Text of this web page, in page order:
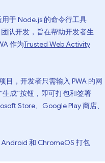
于 Node.js 的命令行工具
队开发，旨在帮助开发者生
作为Trusted Web Activity
目，开发者只需输入 PWA 的网
成”按钮，即可打包和签署
Store、Google Play 商店、
和 ChromeOS 打包